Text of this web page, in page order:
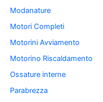
Modanature
Motori Completi
Motorini Avviamento
Motorino Riscaldamento
Ossature interne
Parabrezza